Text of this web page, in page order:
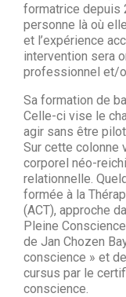
formatrice depuis
personne là où
et l’expérience
intervention sera
professionnel et/
Sa formation de
Celle-ci vise le
agir sans être
Sur cette colonne
corporel néo-
relationnelle.
formée à la
(ACT), approche
Pleine
de Jan Chozen
conscience » et
cursus par le
conscience.